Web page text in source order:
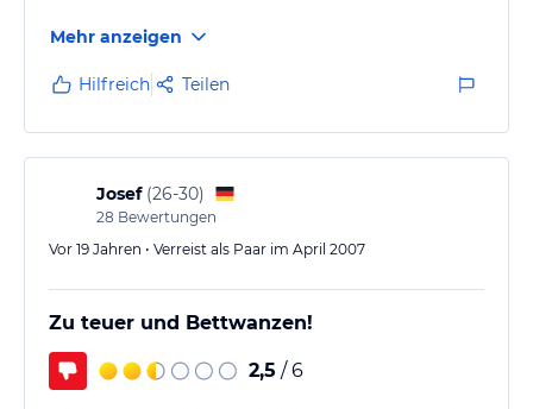
Mehr anzeigen
Hilfreich Teilen
Josef (26-30)
28 Bewertungen
Vor 19 Jahren • Verreist als Paar im April 2007
Zu teuer und Bettwanzen!
2,5 / 6